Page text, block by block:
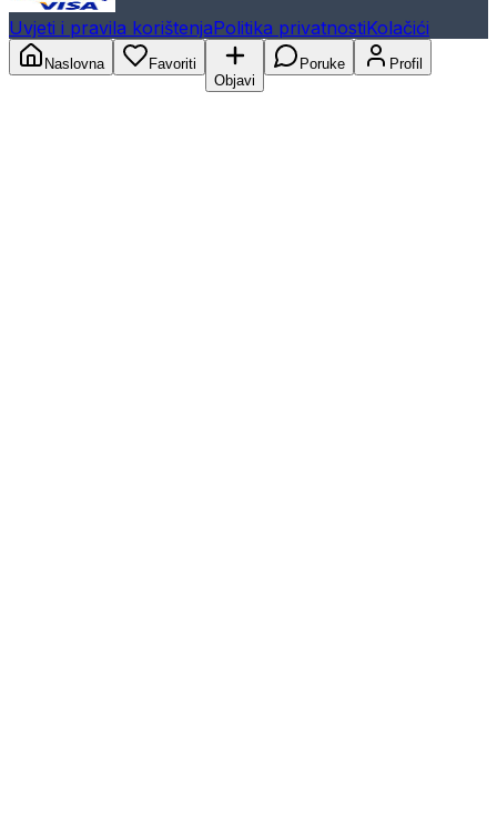
Uvjeti i pravila korištenjaPolitika privatnostiKolačići
Naslovna
Favoriti
Objavi
Poruke Profil